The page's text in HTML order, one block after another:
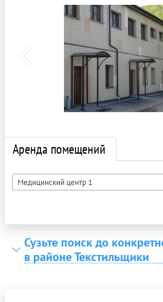
Аренда помещений
Медицинский центр 1
Сузьте поиск до
в районе Текстильщики